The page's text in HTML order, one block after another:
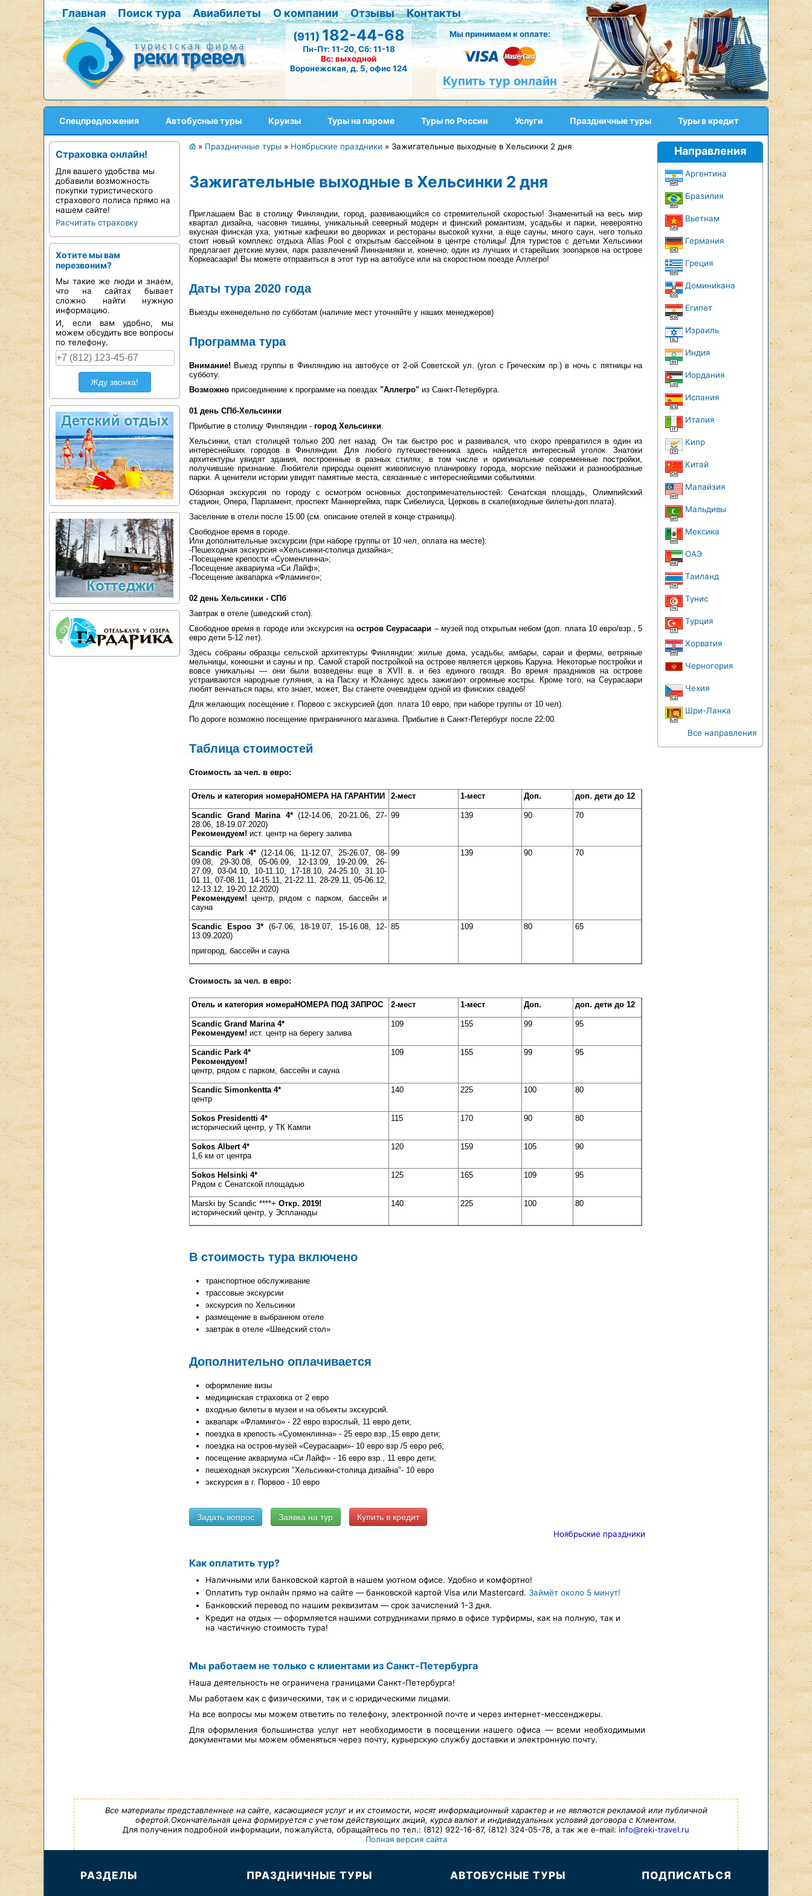
Главная Поиск тура Авиабилеты О компании Отзывы
Контакты
(911)182-44-68
Пн-Пт: 11-20, Сб: 11-18
Вс: выходной
Воронежская, д. 5, офис 124
Мы принимаем к оплате:
Купить тур онлайн
Спецпредложения Автобусные туры Круизы Туры на пароме Туры по России Услуги Праздничные туры Туры в кредит
Страховка онлайн!
Для вашего удобства мы
добавили возможность
покупки туристического
страхового полиса прямо на
нашем сайте!
Расчитать страховку
Хотите мы вам
перезвоним?
Мы такие же люди и знаем,
что на сайтах бывает
сложно найти нужную
информацию.
И, если вам удобно, мы
можем обсудить все вопросы
по телефону.
Жду звонка!
» Праздничные туры » Ноябрьские праздники » Зажигательные выходные в Хельсинки 2 дня
Зажигательные выходные в Хельсинки 2 дня
Приглашаем Вас в столицу Финляндии, город, развивающийся со стремительной скоростью! Знаменитый на весь мир
квартал дизайна, часовня тишины, уникальный северный модерн и финский романтизм, усадьбы и парки, невероятно
вкусная финская уха, уютные кафешки во двориках и рестораны высокой кухни, а еще сауны, много саун, чего только
стоит новый комплекс отдыха Allas Pool с открытым бассейном в центре столицы! Для туристов с детьми Хельсинки
предлагает детские музеи, парк развлечений Линнанмяки и, конечно, один из лучших и старейших зоопарков на острове
Коркеасаари! Вы можете отправиться в этот тур на автобусе или на скоростном поезде Аллегро!
Даты тура 2020 года
Выезды еженедельно по субботам (наличие мест уточняйте у наших менеджеров)
Программа тура
Внимание! Выезд группы в Финляндию на автобусе от 2-ой Советской ул. (угол с Греческим пр.) в ночь с пятницы на
субботу.
Возможно присоединение к программе на поездах "Аллегро" из Санкт-Петербурга.
01 день СПб-Хельсинки
Прибытие в столицу Финляндии - город Хельсинки.
Хельсинки, стал столицей только 200 лет назад. Он так быстро рос и развивался, что скоро превратился в один из
интереснейших городов в Финляндии. Для любого путешественника здесь найдется интересный уголок. Знатоки
архитектуры увидят здания, построенные в разных стилях, в том числе и оригинальные современные постройки,
получившие признание. Любители природы оценят живописную планировку города, морские пейзажи и разнообразные
парки. А ценители истории увидят памятные места, связанные с интереснейшими событиями.
Обзорная экскурсия по городу с осмотром основных достопримечательностей: Сенатская площадь, Олимпийский
стадион, Опера, Парламент, проспект Маннергейма, парк Сибелиуса, Церковь в скале(входные билеты-доп.плата).
Заселение в отели после 15:00 (см. описание отелей в конце страницы).
Свободное время в городе.
Или дополнительные экскурсии (при наборе группы от 10 чел, оплата на месте):
-Пешеходная экскурсия «Хельсинки-столица дизайна»;
-Посещение крепости «Суоменлинна»;
-Посещение аквариума «Си Лайф»;
-Посещение аквапарка «Фламинго»;
02 день Хельсинки - СПб
Завтрак в отеле (шведский стол).
Свободное время в городе или экскурсия наостров Сеурасаари – музей под открытым небом (доп. плата 10 евро/взр., 5
евро дети 5-12 лет).
Здесь собраны образцы сельской архитектуры Финляндии: жилые дома, усадьбы, амбары, сараи и фермы, ветряные
мельницы, конюшни и сауны и пр. Самой старой постройкой на острове является церковь Каруна. Некоторые постройки и
вовсе уникальны — они были возведены еще в XVII в. и без единого гвоздя. Во время праздников на острове
устраиваются народные гуляния, а на Пасху и Юханнус здесь зажигают огромные костры. Кроме того, на Сеурасаари
любят венчаться пары, кто знает, может, Вы станете очевидцем одной из финских свадеб!
Для желающих посещение г. Порвоо с экскурсией (доп. плата 10 евро, при наборе группы от 10 чел).
По дороге возможно посещение приграничного магазина. Прибытие в Санкт-Петербург после 22:00.
Таблица стоимостей
Стоимость за чел. в евро:
Отель и категория номераНОМЕРА НА ГАРАНТИИ 2-мест 1-мест Доп. доп. дети до 12
Scandic Grand Marina 4*(12-14.06, 20-21.06, 27-
28.06, 18-19.07.2020)
Рекомендуем! ист. центр на берегу залива
99 139 90 70
Scandic Park 4*(12-14.06, 11-12.07, 25-26.07, 08-
09.08, 29-30.08, 05-06.09, 12-13.09, 19-20.09, 26-
27.09, 03-04.10, 10-11.10, 17-18.10, 24-25.10, 31.10-
01.11, 07-08.11, 14-15.11, 21-22.11, 28-29.11, 05-06.12,
12-13.12, 19-20.12.2020)
Рекомендуем! центр, рядом с парком, бассейн и
сауна
99 139 90 70
Scandic Espoo 3* (6-7.06, 18-19.07, 15-16.08, 12-
13.09.2020)
пригород, бассейн и сауна
85 109 80 65
Стоимость за чел. в евро:
Отель и категория номераНОМЕРА ПОД ЗАПРОС 2-мест 1-мест Доп. доп. дети до 12
Scandic Grand Marina 4*
Рекомендуем! ист. центр на берегу залива
109 155 99 95
Scandic Park 4*
Рекомендуем!
центр, рядом с парком, бассейн и сауна
109 155 99 95
Scandic Simonkentta 4*
центр
140 225 100 80
Sokos Presidentti 4*
исторический центр, у ТК Кампи
115 170 90 80
Sokos Albert 4*
1,6 км от центра
120 159 105 90
Sokos Helsinki 4*
Рядом с Сенатской площадью
125 165 109 95
Marski by Scandic ****+ Откр. 2019!
исторический центр, у Эспланады
140 225 100 80
В стоимость тура включено
транспортное обслуживание
трассовые экскурсии
экскурсия по Хельсинки
размещение в выбранном отеле
завтрак в отеле «Шведский стол»
Дополнительно оплачивается
оформление визы
медицинская страховка от 2 евро
входные билеты в музеи и на объекты экскурсий.
аквапарк «Фламинго» - 22 евро взрослый, 11 евро дети;
поездка в крепость «Суоменлинна» - 25 евро взр.,15 евро дети;
поездка на остров-музей «Сеурасаари»- 10 евро взр /5 евро реб;
посещение аквариума «Си Лайф» - 16 евро взр., 11 евро дети;
пешеходная экскурсия "Хельсинки-столица дизайна"- 10 евро
экскурсия в г. Порвоо - 10 евро
Купить в кредит
Ноябрьские праздники
Как оплатить тур?
Наличными или банковской картой в нашем уютном офисе. Удобно и комфортно!
Оплатить тур онлайн прямо на сайте — банковской картой Visa или Mastercard. Займёт около 5 минут!
Банковский перевод по нашим реквизитам — срок зачислений 1-3 дня.
Кредит на отдых — оформляется нашими сотрудниками прямо в офисе турфирмы, как на полную, так и
на частичную стоимость тура!
Мы работаем не только с клиентами из Санкт-Петербурга
Наша деятельность не ограничена границами Санкт-Петербурга!
Мы работаем как с физическими, так и с юридическими лицами.
На все вопросы мы можем ответить по телефону, электронной почте и через интернет-мессенджеры.
Для оформления большинства услуг нет необходимости в посещении нашего офиса — всеми необходимыми
документами мы можем обменяться через почту, курьерскую службу доставки и электронную почту.
Направления
Аргентина
Бразилия
Вьетнам
Германия
Греция
Доминикана
Египет
Израиль
Индия
Иордания
Испания
Италия
Кипр
Китай
Малайзия
Мальдивы
Мексика
ОАЭ
Таиланд
Тунис
Турция
Хорватия
Черногория
Чехия
Шри-Ланка
Все направления
Все материалы представленные на сайте, касающиеся услуг и их стоимости, носят информационный характер и не являются рекламой или публичной
офертой.Окончательная цена формируется с учетом действующих акций, курса валют и индивидуальных условий договора с Клиентом.
Для получения подробной информации, пожалуйста, обращайтесь по тел.: (812) 922-16-87, (812) 324-05-78, а так же e-mail: info@reki-travel.ru
Полная версия сайта
РАЗДЕЛЫ ПРАЗДНИЧНЫЕ ТУРЫ АВТОБУСНЫЕ ТУРЫ ПОДПИСАТЬСЯ